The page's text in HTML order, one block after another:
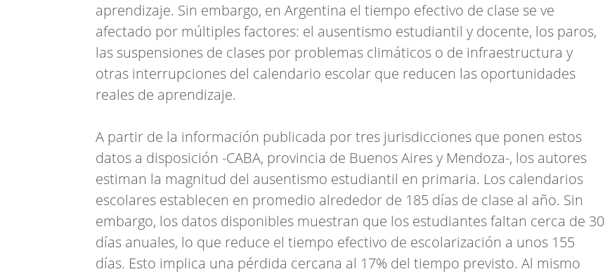
aprendizaje. Sin embargo, en Argentina el tiempo efectivo de clase se ve
afectado por múltiples factores: el ausentismo estudiantil y docente, los paros,
las suspensiones de clases por problemas climáticos o de infraestructura y
otras interrupciones del calendario escolar que reducen las oportunidades
reales de aprendizaje.
A partir de la información publicada por tres jurisdicciones que ponen estos
datos a disposición -CABA, provincia de Buenos Aires y Mendoza-, los autores
estiman la magnitud del ausentismo estudiantil en primaria. Los calendarios
escolares establecen en promedio alrededor de 185 días de clase al año. Sin
embargo, los datos disponibles muestran que los estudiantes faltan cerca de 30
días anuales, lo que reduce el tiempo efectivo de escolarización a unos 155
días. Esto implica una pérdida cercana al 17% del tiempo previsto. Al mismo